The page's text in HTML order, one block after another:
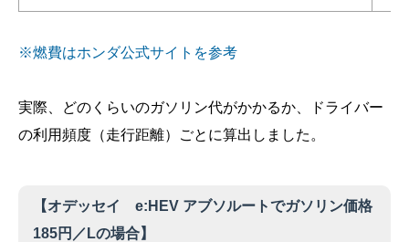
※燃費はホンダ公式サイトを参考
実際、どのくらいのガソリン代がかかるか、ドライバー
の利用頻度（走行距離）ごとに算出しました。
【オデッセイ e:HEV アブソルートでガソリン価格
185円／Lの場合】